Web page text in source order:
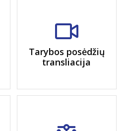
Tarybos posėdžių
transliacija